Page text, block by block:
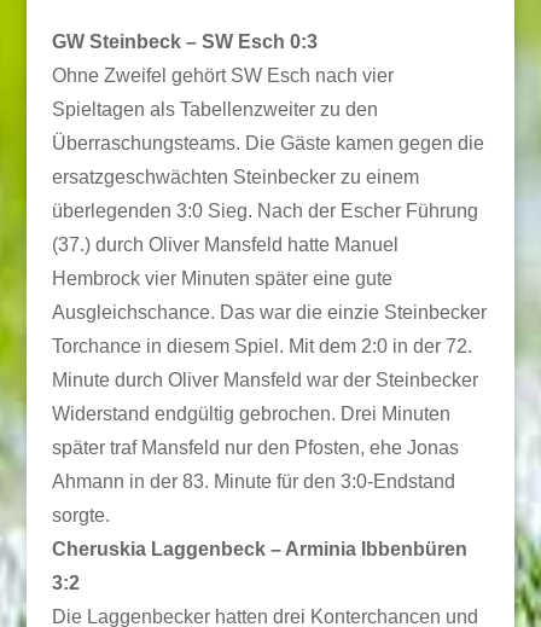
GW Steinbeck – SW Esch 0:3
Ohne Zweifel gehört SW Esch nach vier
Spieltagen als Tabellenzweiter zu den
Überraschungsteams. Die Gäste kamen gegen die
ersatzgeschwächten Steinbecker zu einem
überlegenden 3:0 Sieg. Nach der Escher Führung
(37.) durch Oliver Mansfeld hatte Manuel
Hembrock vier Minuten später eine gute
Ausgleichschance. Das war die einzie Steinbecker
Torchance in diesem Spiel. Mit dem 2:0 in der 72.
Minute durch Oliver Mansfeld war der Steinbecker
Widerstand endgültig gebrochen. Drei Minuten
später traf Mansfeld nur den Pfosten, ehe Jonas
Ahmann in der 83. Minute für den 3:0-Endstand
sorgte.
Cheruskia Laggenbeck – Arminia Ibbenbüren
3:2
Die Laggenbecker hatten drei Konterchancen und